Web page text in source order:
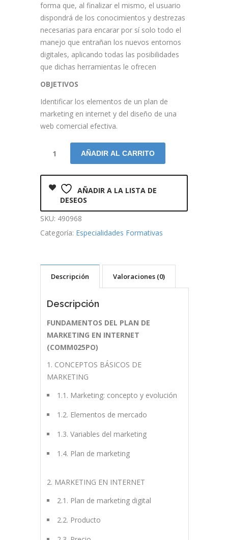
forma que, al finalizar el mismo, el usuario
dispondrá de los conocimientos y destrezas
necesarias para encarar por sí solo todo el
manejo que entrañan los nuevos entornos
digitales, aplicando todas las posibilidades
que dichas herramientas le ofrecen
OBJETIVOS
Identificar los elementos de un plan de
marketing en internet y del diseño de una
web comercial efectiva.
AÑADIR AL CARRITO
AÑADIR A LA LISTA DE
DESEOS
SKU: 490968
Categoría: Especialidades Formativas
Descripción Valoraciones (0)
Descripción
FUNDAMENTOS DEL PLAN DE
MARKETING EN INTERNET
(COMM025PO)
1. CONCEPTOS BÁSICOS DE
MARKETING
1.1. Marketing: concepto y evolución
1.2. Elementos de mercado
1.3. Variables del marketing
1.4. Plan de marketing
2. MARKETING EN INTERNET
2.1. Plan de marketing digital
2.2. Producto